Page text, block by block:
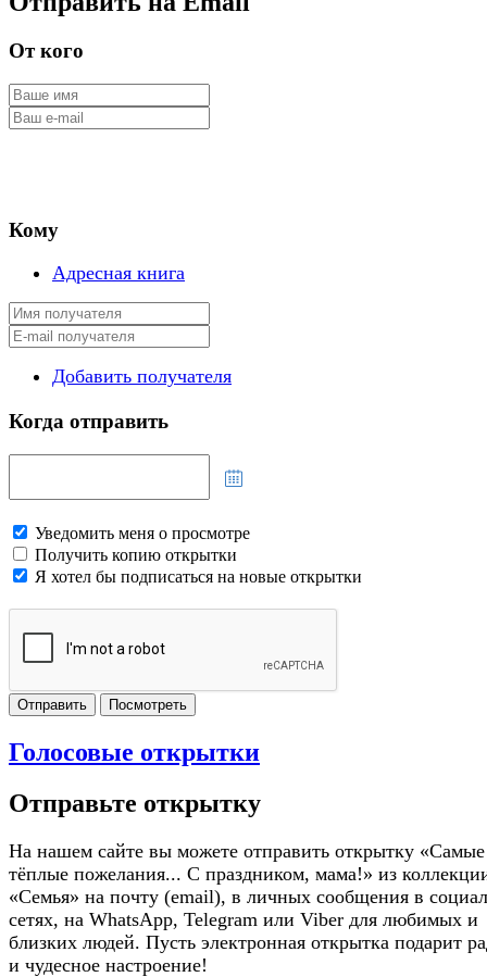
От кого
Кому
Адресная книга
Добавить получателя
Когда отправить
Уведомить меня о просмотре
Получить копию открытки
Я хотел бы подписаться на новые открытки
Отправить Посмотреть
Голосовые открытки
Отправьте открытку
На нашем сайте вы можете отправить открытку «Самые
тёплые пожелания... С праздником, мама!» из
«Семья» на почту (email), в личных сообщения в
сетях, на WhatsApp, Telegram или Viber для любимых и
близких людей. Пусть электронная открытка подарит
и чудесное настроение!